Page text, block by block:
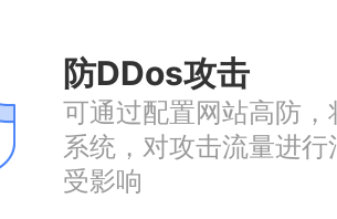
防DDos攻击
可通过配置网站高防
系统，对攻击流量进
受影响